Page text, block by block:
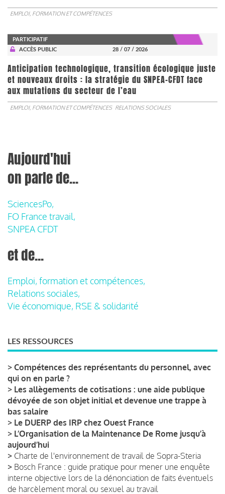
EMPLOI, FORMATION ET COMPÉTENCES
PARTICIPATIF
ACCÈS PUBLIC
28 / 07 / 2026
Anticipation technologique, transition écologique juste
et nouveaux droits : la stratégie du SNPEA-CFDT face
aux mutations du secteur de l’eau
EMPLOI, FORMATION ET COMPÉTENCES RELATIONS SOCIALES
Aujourd'hui
on parle de...
SciencesPo,
FO France travail,
SNPEA CFDT
et de...
Emploi, formation et compétences,
Relations sociales,
Vie économique, RSE & solidarité
LES RESSOURCES
> Compétences des représentants du personnel, avec
qui on en parle ?
> Les allègements de cotisations : une aide publique
dévoyée de son objet initial et devenue une trappe à
bas salaire
> Le DUERP des IRP chez Ouest France
> L’Organisation de la Maintenance De Rome jusqu’à
aujourd’hui
> Charte de l'environnement de travail de Sopra-Steria
> Bosch France : guide pratique pour mener une enquête
interne objective lors de la dénonciation de faits éventuels
de harcèlement moral ou sexuel au travail